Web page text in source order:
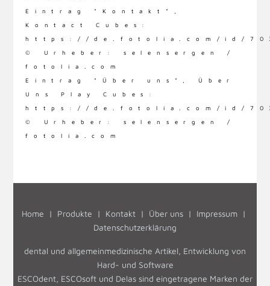
Eintrag "Kontakt",
Kontact Cubes:
https://de.fotolia.com/id/
© Urheber: selensergen /
fotolia.com
Eintrag "Über uns", Über
Uns Play Cubes:
https://de.fotolia.com/id/
© Urheber: selensergen /
fotolia.com
Home | Produkte | Kontakt | Über uns | Impressum |
Datenschutzerklärung
dental und allgemeinmedizinische Artikel, Entwicklung von
Hard- und Software
ESCOdent, ESCOsoft und Delas sind eingetragene Marken der